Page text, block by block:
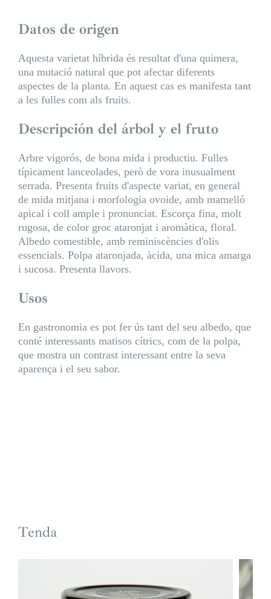
Datos de origen
Aquesta varietat híbrida és resultat d'una quimera,
una mutació natural que pot afectar diferents
aspectes de la planta. En aquest cas es manifesta tant
a les fulles com als fruits.
Descripción del árbol y el fruto
Arbre vigorós, de bona mida i productiu. Fulles
típicament lanceolades, però de vora inusualment
serrada. Presenta fruits d'aspecte variat, en general
de mida mitjana i morfologia ovoide, amb mamelló
apical i coll ample i pronunciat. Escorça fina, molt
rugosa, de color groc ataronjat i aromàtica, floral.
Albedo comestible, amb reminiscències d'olis
essencials. Polpa ataronjada, àcida, una mica amarga
i sucosa. Presenta llavors.
Usos
En gastronomia es pot fer ús tant del seu albedo, que
conté interessants matisos cítrics, com de la polpa,
que mostra un contrast interessant entre la seva
aparença i el seu sabor.
Tenda